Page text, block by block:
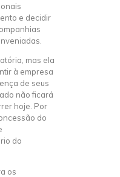
e decidir
mas ela
à empresa
de seus
não ficará
hoje. Por
do
do
os